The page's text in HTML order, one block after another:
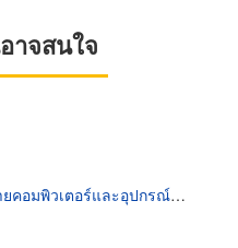
าจสนใจ
อมพิวเตอร์และอุปกรณ์ต่อพ่วง